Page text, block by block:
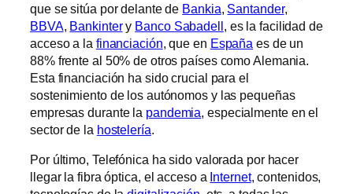
que se sitúa por delante de Bankia, Santander,
BBVA, Bankintery Banco Sabadell, es la facilidad de
acceso a la financiación, que en España es de un
88% frente al 50% de otros países como Alemania.
Esta financiación ha sido crucial para el
sostenimiento de los autónomos y las pequeñas
empresas durante la pandemia, especialmente en el
sector de la hostelería.
Por último, Telefónica ha sido valorada por hacer
llegar la fibra óptica, el acceso a Internet, contenidos,